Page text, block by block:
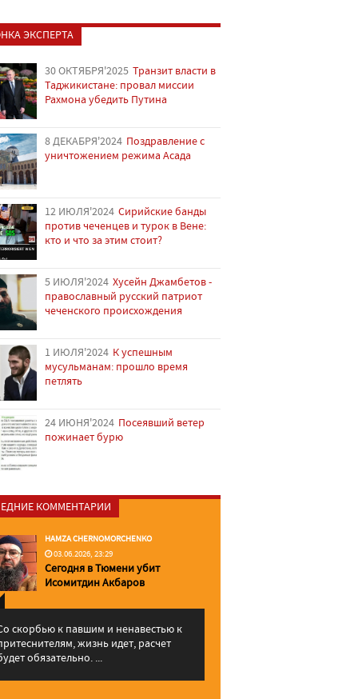
ЭКСПЕРТА
30 ОКТЯБРЯ'2025 Транзит власти в
Таджикистане: провал миссии
Рахмона убедить Путина
8 ДЕКАБРЯ'2024 Поздравление с
уничтожением режима Асада
12 ИЮЛЯ'2024 Сирийские банды
против чеченцев и турок в Вене:
кто и что за этим стоит?
5 ИЮЛЯ'2024 Хусейн Джамбетов -
православный русский патриот
чеченского происхождения
1 ИЮЛЯ'2024 К успешным
мусульманам: прошло время
петлять
24 ИЮНЯ'2024 Посеявший ветер
пожинает бурю
КОММЕНТАРИИ
HAMZA CHERNOMORCHENKO
03.06.2026, 23:29
Сегодня в Тюмени убит
Исомитдин Акбаров
скорбью к павшим и ненавестью к
жизнь идет, расчет
обязательно. ...